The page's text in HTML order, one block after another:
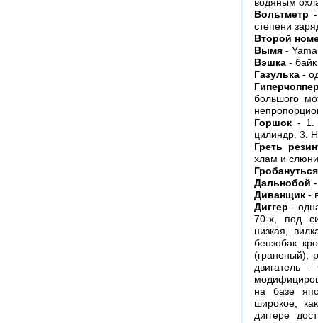
водяным
Вольтметр
степени
Второй
Вымя -
Вэшка -
Газулька -
большого
Горшок - 1.
цилиндр. 3.
Греть
хлам и слюни
Гробануться
Дальнобой
Диванщик -
Диггер -
70-х, под
низкая,
бензобак
(граненый),
двигатель
на базе
широкое,
диггере